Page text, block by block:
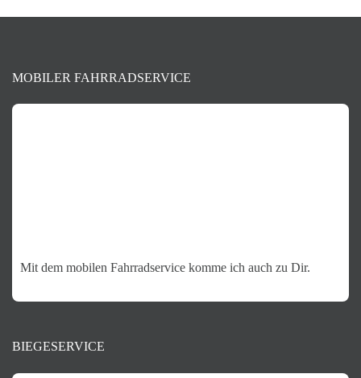
MOBILER FAHRRADSERVICE
Mit dem mobilen Fahrradservice komme ich auch zu Dir.
BIEGESERVICE